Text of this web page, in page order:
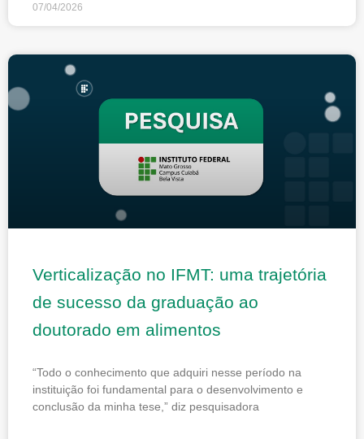
07/04/2026
Verticalização no IFMT: uma trajetória
de sucesso da graduação ao
doutorado em alimentos
“Todo o conhecimento que adquiri nesse período na
instituição foi fundamental para o desenvolvimento e
conclusão da minha tese,” diz pesquisadora